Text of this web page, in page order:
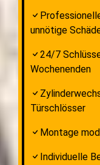
unnötige
24/7
Wochenenden
Türschlösser
Montage
Individuelle